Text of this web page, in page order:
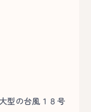
型の台風１８号